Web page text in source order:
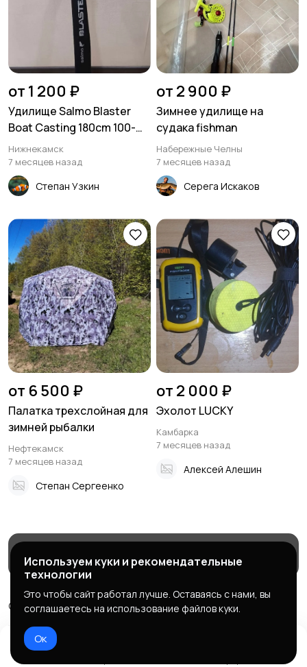
от 1 200 ₽
Удилище Salmo Blaster
Boat Casting 180cm 100-
200gr
Нижнекамск
7 месяцев назад
Степан Узкин
от 2 900 ₽
Зимнее удилище на
судака fishman
Набережные Челны
7 месяцев назад
Серега Искаков
от 6 500 ₽
Палатка трехслойная для
зимней рыбалки
Нефтекамск
7 месяцев назад
Степан Сергеенко
от 2 000 ₽
Эхолот LUCKY
Камбарка
7 месяцев назад
Алексей Алешин
Магазины
© 2026 МаркетБейтс - рыболовный маркетплейс
Правила сервиса
Используем куки и рекомендательные
технологии
Это чтобы сайт работал лучше. Оставаясь с нами, вы
соглашаетесь на использование файлов куки.
Ок